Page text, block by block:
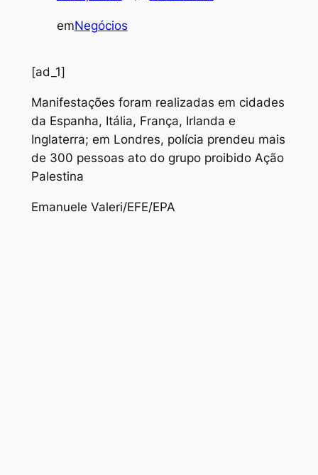
emNegócios
[ad_1]
Manifestações foram realizadas em cidades
da Espanha, Itália, França, Irlanda e
Inglaterra; em Londres, polícia prendeu mais
de 300 pessoas ato do grupo proibido Ação
Palestina
Emanuele Valeri/EFE/EPA